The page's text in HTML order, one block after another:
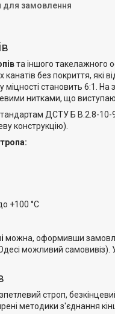
для замовлення
та іншого такелажного
канатів без покриття,
становить 6:1.
нитками, що
ДСТУ Б В.2.8-
конструкцію).
+100 °C
можна, оформивши
Одесі можливий
строп,
методики з'єднання